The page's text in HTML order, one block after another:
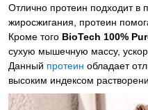
Отлично протеин подходит в
жиросжигания, протеин
Кроме того BioTech 100%
сухую мышечную массу,
Данный протеин обладает
высоким индексом